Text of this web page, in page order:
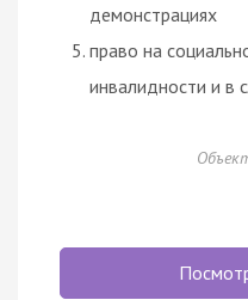
демонстрациях
право на
инвалидности и в